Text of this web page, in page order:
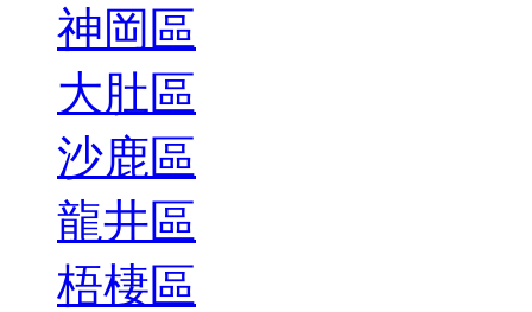
神岡區
大肚區
沙鹿區
龍井區
梧棲區